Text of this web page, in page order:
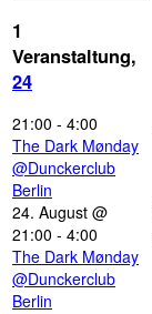
1
Veranstaltung,
24
21:00 - 4:00
The Dark Mønday
@Dunckerclub
Berlin
24. August @
21:00 - 4:00
The Dark Mønday
@Dunckerclub
Berlin